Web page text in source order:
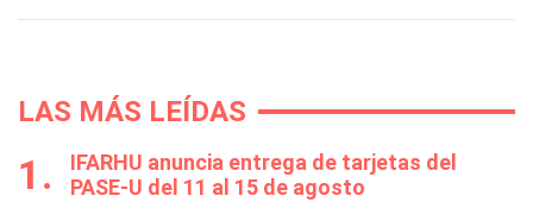
LAS MÁS LEÍDAS
IFARHU anuncia entrega de tarjetas del
PASE-U del 11 al 15 de agosto